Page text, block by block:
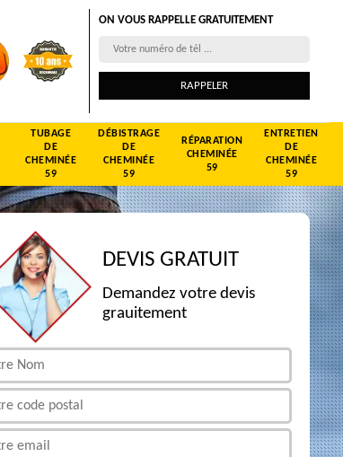
ON VOUS RAPPELLE GRATUITEMENT
TUBAGE
DE
CHEMINÉE
59
DÉBISTRAGE
DE
CHEMINÉE
59
RÉPARATION
CHEMINÉE
59
ENTRETIEN
DE
CHEMINÉE
59
DEVIS GRATUIT
Demandez votre devis
grauitement